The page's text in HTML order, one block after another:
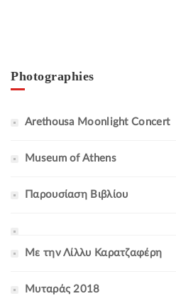
Photographies
Arethousa Moonlight Concert
Museum of Athens
Παρουσίαση Βιβλίου
Με την Λίλλυ Καρατζαφέρη
Μυταράς 2018